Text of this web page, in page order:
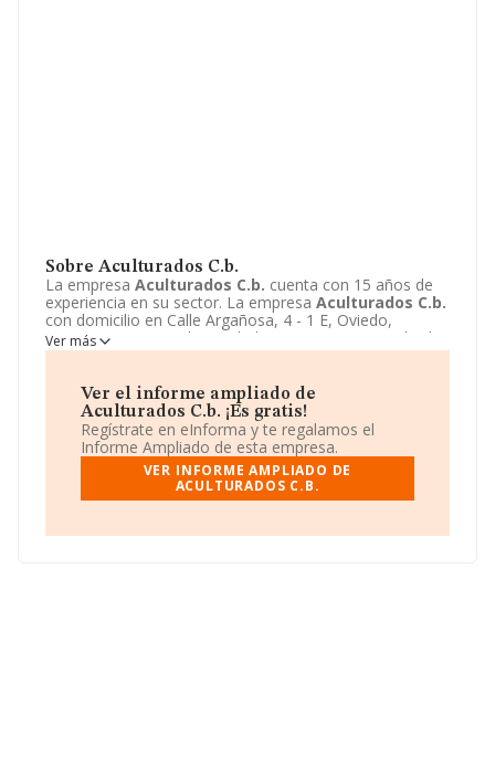
Sobre Aculturados C.b.
La empresa Aculturados C.b. cuenta con 15 años de
experiencia en su sector. La empresa Aculturados C.b.
con domicilio en Calle Argañosa, 4 - 1 E, Oviedo,
Asturias. Su principal actividad CNAE es 7499 - Todas las
demás actividades profesionales, científicas y técnicas
como Comunidad de bienes.
Ver más
Ver el informe ampliado de
Aculturados C.b. ¡Es gratis!
Regístrate en eInforma y te regalamos el
Informe Ampliado de esta empresa.
VER INFORME AMPLIADO DE
ACULTURADOS C.B.